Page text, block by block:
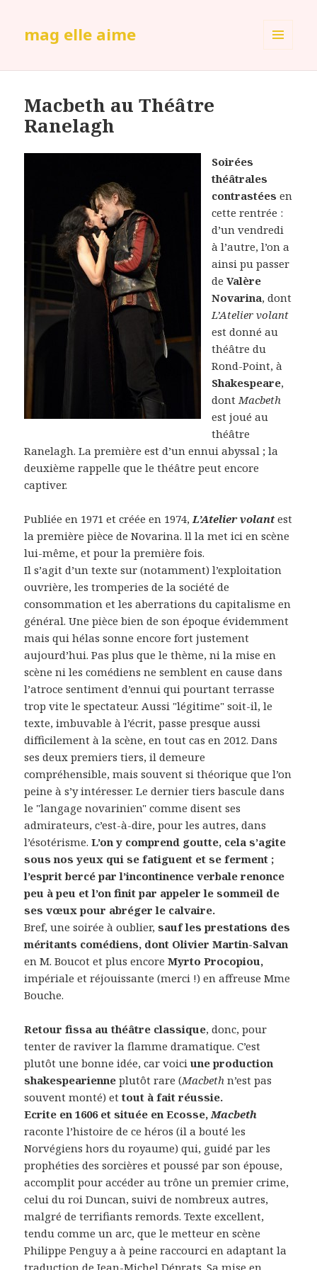
mag elle aime
Macbeth au Théâtre
Ranelagh
Soirées
théâtrales
contrastées en
cette rentrée :
d’un vendredi
à l’autre, l’on a
ainsi pu passer
deValère
Novarina, dont
L’Atelier volant
est donné au
théâtre du
Rond-Point, à
Shakespeare,
dontMacbeth
est joué au
théâtre
Ranelagh. La première est d’un ennui abyssal ; la
deuxième rappelle que le théâtre peut encore
captiver.
Publiée en 1971 et créée en 1974,L’Atelier volantest
la première pièce de Novarina. ll la met ici en scène
lui-même, et pour la première fois.
Il s’agit d’un texte sur (notamment) l’exploitation
ouvrière, les tromperies de la société de
consommation et les aberrations du capitalisme en
général. Une pièce bien de son époque évidemment
mais qui hélas sonne encore fort justement
aujourd’hui. Pas plus que le thème, ni la mise en
scène ni les comédiens ne semblent en cause dans
l’atroce sentiment d’ennui qui pourtant terrasse
trop vite le spectateur. Aussi "légitime" soit-il, le
texte, imbuvable à l’écrit, passe presque aussi
difficilement à la scène, en tout cas en 2012. Dans
ses deux premiers tiers, il demeure
compréhensible, mais souvent si théorique que l’on
peine à s’y intéresser. Le dernier tiers bascule dans
le "langage novarinien" comme disent ses
admirateurs, c’est-à-dire, pour les autres, dans
l’ésotérisme.L’on y comprend goutte, cela s’agite
sous nos yeux qui se fatiguent et se ferment ;
l’esprit bercé par l’incontinence verbale renonce
peu à peu et l’on finit par appeler le sommeil de
ses vœux pour abréger le calvaire.
Bref, une soirée à oublier,sauf les prestations des
méritants comédiens, dont Olivier Martin-Salvan
en M. Boucot et plus encoreMyrto Procopiou,
impériale et réjouissante (merci !) en affreuse Mme
Bouche.
Retour fissa au théâtre classique, donc, pour
tenter de raviver la flamme dramatique. C’est
plutôt une bonne idée, car voiciune production
shakespearienne plutôt rare (Macbeth n’est pas
souvent monté) ettout à fait réussie.
Ecrite en 1606 et située en Ecosse, Macbeth
raconte l’histoire de ce héros (il a bouté les
Norvégiens hors du royaume) qui, guidé par les
prophéties des sorcières et poussé par son épouse,
accomplit pour accéder au trône un premier crime,
celui du roi Duncan, suivi de nombreux autres,
malgré de terrifiants remords. Texte excellent,
tendu comme un arc, que le metteur en scène
Philippe Penguy a à peine raccourci en adaptant la